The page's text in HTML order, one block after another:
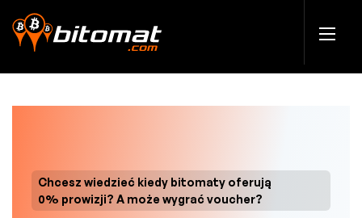
Chcesz wiedzieć kiedy bitomaty oferują
0% prowizji? A może wygrać voucher?